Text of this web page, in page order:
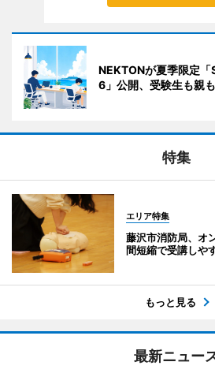
NEKTONが夏季限定
6」公開、受験生も親
特集
エリア特集
藤沢市消防局、オ
間短縮で受講しや
もっと見る
最新ニュー